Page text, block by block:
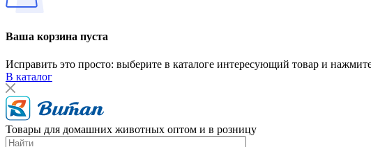
Ваша корзина пуста
Исправить это просто: выберите в каталоге интересующий товар и
В каталог
Товары для домашних животных оптом и в розницу